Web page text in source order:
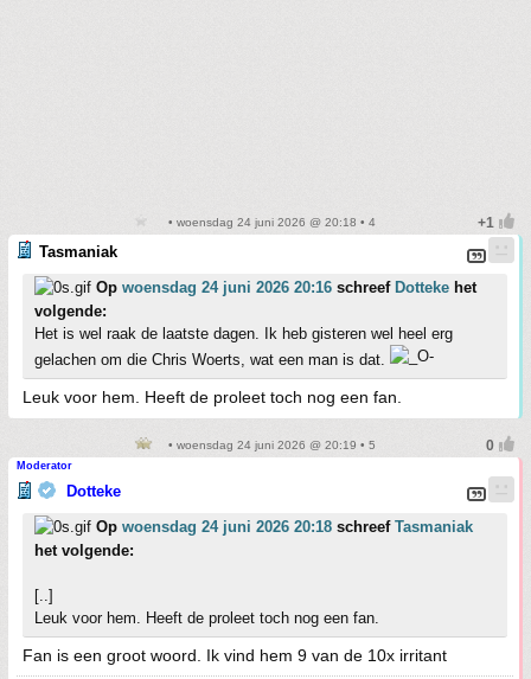
• woensdag 24 juni 2026 @ 20:18 • 4
Tasmaniak
Op woensdag 24 juni 2026 20:16 schreef Dotteke het
volgende:
Het is wel raak de laatste dagen. Ik heb gisteren wel heel erg
gelachen om die Chris Woerts, wat een man is dat.
Leuk voor hem. Heeft de proleet toch nog een fan.
• woensdag 24 juni 2026 @ 20:19 • 5
Moderator
Dotteke
Op woensdag 24 juni 2026 20:18 schreef Tasmaniak
het volgende:
[..]
Leuk voor hem. Heeft de proleet toch nog een fan.
Fan is een groot woord. Ik vind hem 9 van de 10x irritant